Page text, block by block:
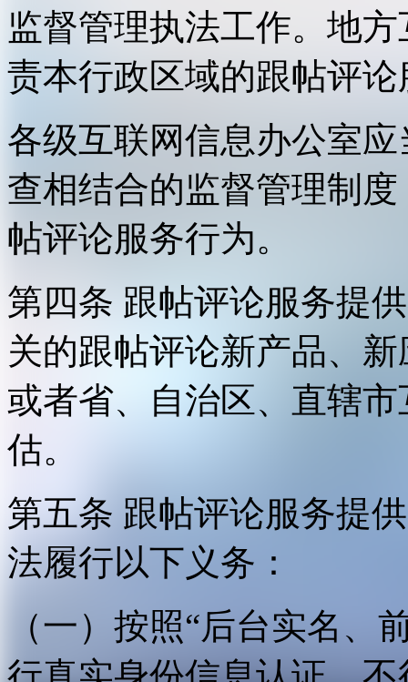
监督管理执法工作。地
责本行政区域的跟帖评
各级互联网信息办公室
查相结合的监督管理制
帖评论服务行为。
第四条 跟帖评论服务提
关的跟帖评论新产品、
或者省、自治区、直辖
估。
第五条 跟帖评论服务提
法履行以下义务：
（一）按照“后台实名、